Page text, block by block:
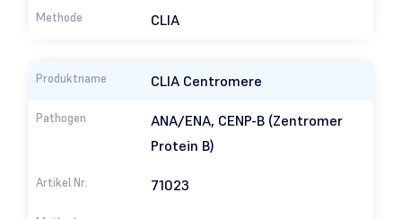
CLIA
CLIA Centromere
ANA/ENA, CENP-B (Zentromer
Protein B)
71023